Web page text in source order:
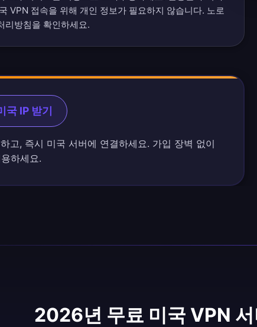
VPN 접속을 위해 개인 정보가 필요하지 않습니다. 노로
리방침을 확인하세요.
IP 받기
고, 즉시 미국 서버에 연결하세요. 가입 장벽 없이
하세요.
2026년 무료 미국 VPN